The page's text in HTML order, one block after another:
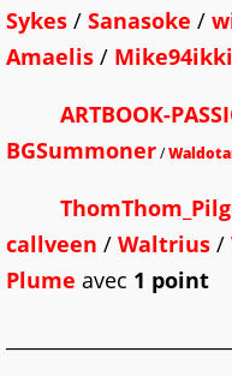
Sykes / Sanasoke /
Amaelis / Mike94ikki
ARTBOOK-
BGSummoner/
callveen / Waltrius /
Plume avec 1 point